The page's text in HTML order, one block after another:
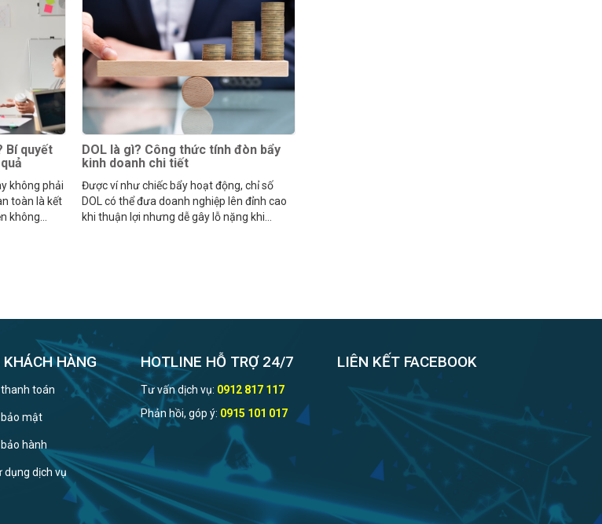
Bí quyết
không phải
toàn là kết
không
DOL là gì? Công thức tính đòn bẩy
kinh doanh chi tiết
Được ví như chiếc bẩy hoạt động, chỉ số
DOL có thể đưa doanh nghiệp lên đỉnh cao
khi thuận lợi nhưng dễ gây lỗ nặng khi
KHÁCH HÀNG
toán
mật
hành
dụng dịch vụ
HOTLINE HỖ TRỢ 24/7
Tư vấn dịch vụ: 0912 817 117
Phản hồi, góp ý: 0915 101 017
LIÊN KẾT FACEBOOK